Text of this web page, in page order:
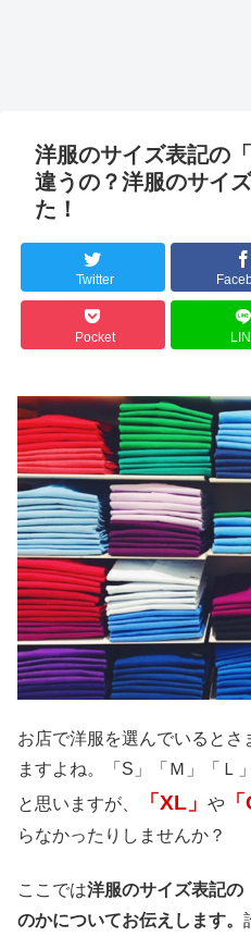
洋服のサイズ表記の
違うの？洋服のサイ
た！
Twitter
Pocket
お店で洋服を選んでいると
ますよね。「S」「Ｍ」「Ｌ
と思いますが、
「XL」 や
らなかったりしませんか？
ここでは洋服のサイズ表記の
のかについてお伝えします。